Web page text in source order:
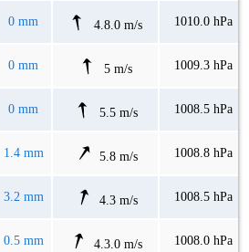
0 mm 4.8.0 m/s 1010.0 hPa
0 mm 5 m/s 1009.3 hPa
0 mm 5.5 m/s 1008.5 hPa
1.4 mm 5.8 m/s 1008.8 hPa
3.2 mm 4.3 m/s 1008.5 hPa
0.5 mm 4.3.0 m/s 1008.0 hPa